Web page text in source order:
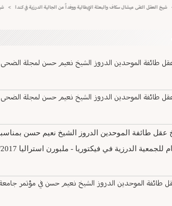
العقل التقى ميشال سكاف والبعثة الإيطالية ووفداً من الجالية الدرزية في كندا> شيخ
طائفة الموحدين الدروز الشيخ نعيم حسن لمجلة الضحى
طائفة الموحدين الدروز الشيخ نعيم حسن لمجلة الضحى
طائفة الموحدين الدروز الشيخ نعيم حسن
الدرزية في فيكتوريا - ملبورن استراليا 12/7/2017
الموحدين الدروز الشيخ نعيم حسن في مؤتمر جامعة سيدة